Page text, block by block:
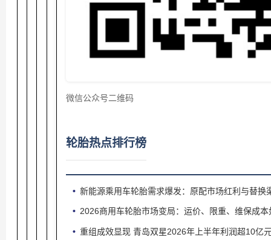
微信公众号二维码
轮胎热点排行榜
新能源乘用车轮胎需求爆发：原配市场红利与替换
2026商用车轮胎市场变局：运价、限重、维保成
重组成效显现 青岛双星2026年上半年利润超10亿